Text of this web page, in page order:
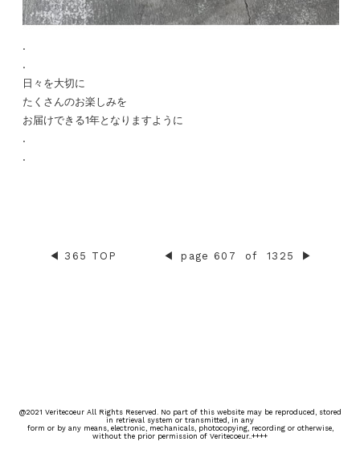
.
.
日々を大切に
たくさんのお楽しみを
お届けできる1年となりますように
.
.
◀︎ 365 TOP ◀︎ page 607 of 1325 ▶︎
@2021 Veritecoeur All Rights Reserved. No part of this website may be reproduced, stored
in retrieval system or transmitted, in any
form or by any means, electronic, mechanicals, photocopying, recording or otherwise,
without the prior permission of Veritecoeur..++++